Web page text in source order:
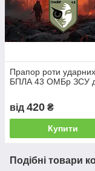
Прапор роти ударних
БПЛА 43 ОМБр ЗСУ
від 420 ₴
Купити
Подібні товари